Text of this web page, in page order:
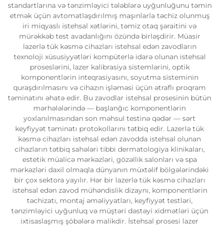
standartlarına və tənzimləyici tələblərə uyğunluğunu təmin
etmək üçün avtomatlaşdırılmış maşınlarla təchiz olunmuş
iri miqyaslı istehsal xətlərini, təmiz otaq şəraitini və
mürəkkəb test avadanlığını özündə birləşdirir. Müasir
lazerlə tük kəsmə cihazları istehsal edən zavodların
texnoloji xüsusiyyətləri kompüterlə idarə olunan istehsal
proseslərini, lazer kalibrasiya sistemlərini, optik
komponentlərin inteqrasiyasını, soyutma sisteminin
quraşdırılmasını və cihazın işləməsi üçün ətraflı proqram
təminatını əhatə edir. Bu zavodlar istehsal prosesinin bütün
mərhələlərində — başlanğıc komponentlərin
yoxlanılmasından son məhsul testinə qədər — sərt
keyfiyyət təminatı protokollarını tətbiq edir. Lazerlə tük
kəsmə cihazları istehsal edən zavodda istehsal olunan
cihazların tətbiq sahələri tibbi dermatologiya klinikaları,
estetik müalicə mərkəzləri, gözəllik salonları və spa
mərkəzləri daxil olmaqla dünyanın müxtəlif bölgələrindəki
bir çox sektora yayılır. Hər bir lazerlə tük kəsmə cihazları
istehsal edən zavod mühəndislik dizaynı, komponentlərin
təchizatı, montaj əməliyyatları, keyfiyyət testləri,
tənzimləyici uyğunluq və müştəri dəstəyi xidmətləri üçün
ixtisaslaşmış şöbələrə malikdir. İstehsal prosesi lazer